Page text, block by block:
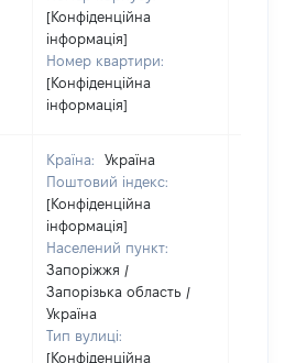
[Конфіденційна
інформація]
Номер квартири:
[Конфіденційна
інформація]
Країна:
Україна
Поштовий індекс:
[Конфіденційна
інформація]
Населений пункт:
Запоріжжя /
Запорізька область /
Україна
Тип вулиці:
[Конфіденційна